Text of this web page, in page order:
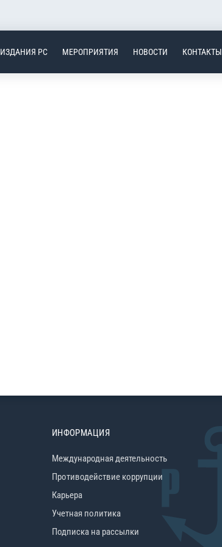
ИЗДАНИЯ РС МЕРОПРИЯТИЯ НОВОСТИ КОНТАКТЫ
ИНФОРМАЦИЯ
Международная деятельность
Противодействие коррупции
Карьера
Учетная политика
Подписка на рассылки